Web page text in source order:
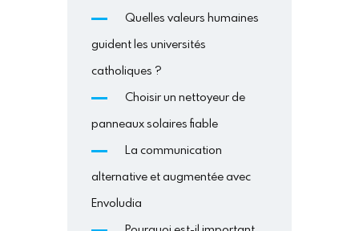
Quelles valeurs humaines
guident les universités
catholiques ?
Choisir un nettoyeur de
panneaux solaires fiable
La communication
alternative et augmentée avec
Envoludia